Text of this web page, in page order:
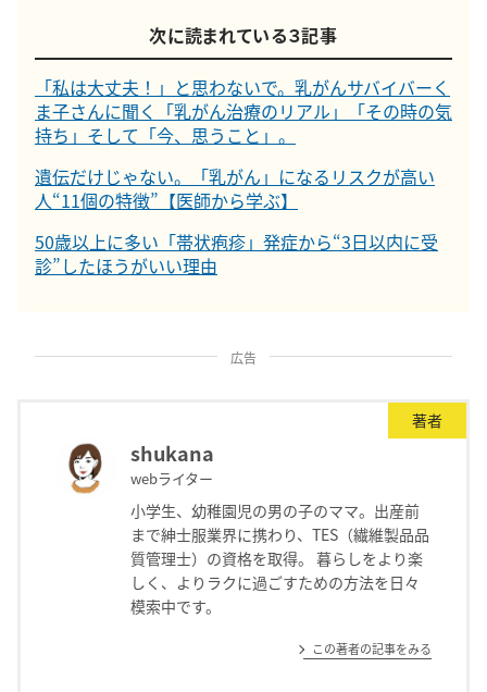
次に読まれている３記事
「私は大丈夫！」と思わないで。乳がんサバイバーく
ま子さんに聞く「乳がん治療のリアル」「その時の気
持ち」そして「今、思うこと」。
遺伝だけじゃない。「乳がん」になるリスクが高い
人“11個の特徴”【医師から学ぶ】
50歳以上に多い「帯状疱疹」発症から“3日以内に受
診”したほうがいい理由
広告
著者
shukana
webライター
小学生、幼稚園児の男の子のママ。出産前
まで紳士服業界に携わり、TES（繊維製品品
質管理士）の資格を取得。 暮らしをより楽
しく、よりラクに過ごすための方法を日々
模索中です。
この著者の記事をみる